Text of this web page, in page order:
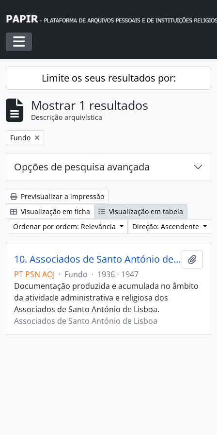
Toggle navigation
Limite os seus resultados por:
Mostrar 1 resultados
Descrição arquivística
Remover filtro:
Fundo
Opções de pesquisa avançada
Previsualizar a impressão
Visualização em ficha
Visualização em tabela
Ordenar por ordem: Relevância
Direção: Ascendente
10. Associados de Santo António de Lisboa
PT PSN AOJ · Fundo · 1936 - 1947
Documentação produzida e acumulada no âmbito
da atividade administrativa e religiosa dos
Associados de Santo António de Lisboa.
Associados de Santo António de Lisboa